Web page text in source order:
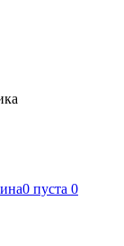
0 пуста 0